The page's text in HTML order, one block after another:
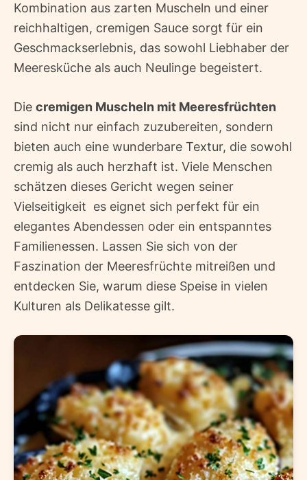
Kombination aus zarten Muscheln und einer
reichhaltigen, cremigen Sauce sorgt für ein
Geschmackserlebnis, das sowohl Liebhaber der
Meeresküche als auch Neulinge begeistert.
Die cremigen Muscheln mit Meeresfrüchten
sind nicht nur einfach zuzubereiten, sondern
bieten auch eine wunderbare Textur, die sowohl
cremig als auch herzhaft ist. Viele Menschen
schätzen dieses Gericht wegen seiner
Vielseitigkeit  es eignet sich perfekt für ein
elegantes Abendessen oder ein entspanntes
Familienessen. Lassen Sie sich von der
Faszination der Meeresfrüchte mitreißen und
entdecken Sie, warum diese Speise in vielen
Kulturen als Delikatesse gilt.